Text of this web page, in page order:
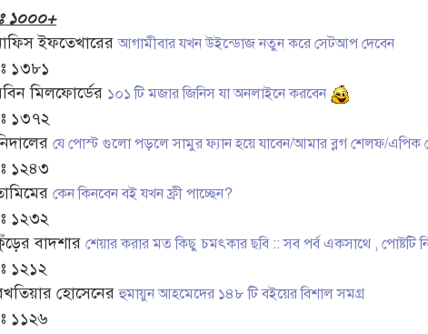
১০০০+
ইফতেখারেরআগামীবার যখন উইন্ডোজ নতুন করে সেটআপ দেবেন
১৩৮১
মিলফোর্ডের ১০১ টি মজার জিনিস যা অনলাইনে করবেন
১৩৭২
যে পোস্ট গুলো পড়লে সামুর ফ্যান হয়ে যাবেন/আমার ব্লগ শেলফ/এপিক
১২৪৩
কেন কিনবেন বই যখন ফ্রী পাচ্ছেন?
১২৩২
বাদশার শেয়ার করার মত কিছু চমৎকার ছবি :: সব পর্ব একসাথে , পোষ্টটি
১২১২
হোসেনেরহুমায়ুন আহমেদের ১৪৮ টি বইয়ের বিশাল সমগ্র
১১২৬